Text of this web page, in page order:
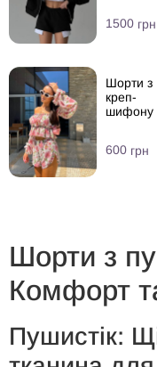
1500 грн
Шорти з
креп-
шифону
600 грн
Шорти з
Комфорт
Пушистік: